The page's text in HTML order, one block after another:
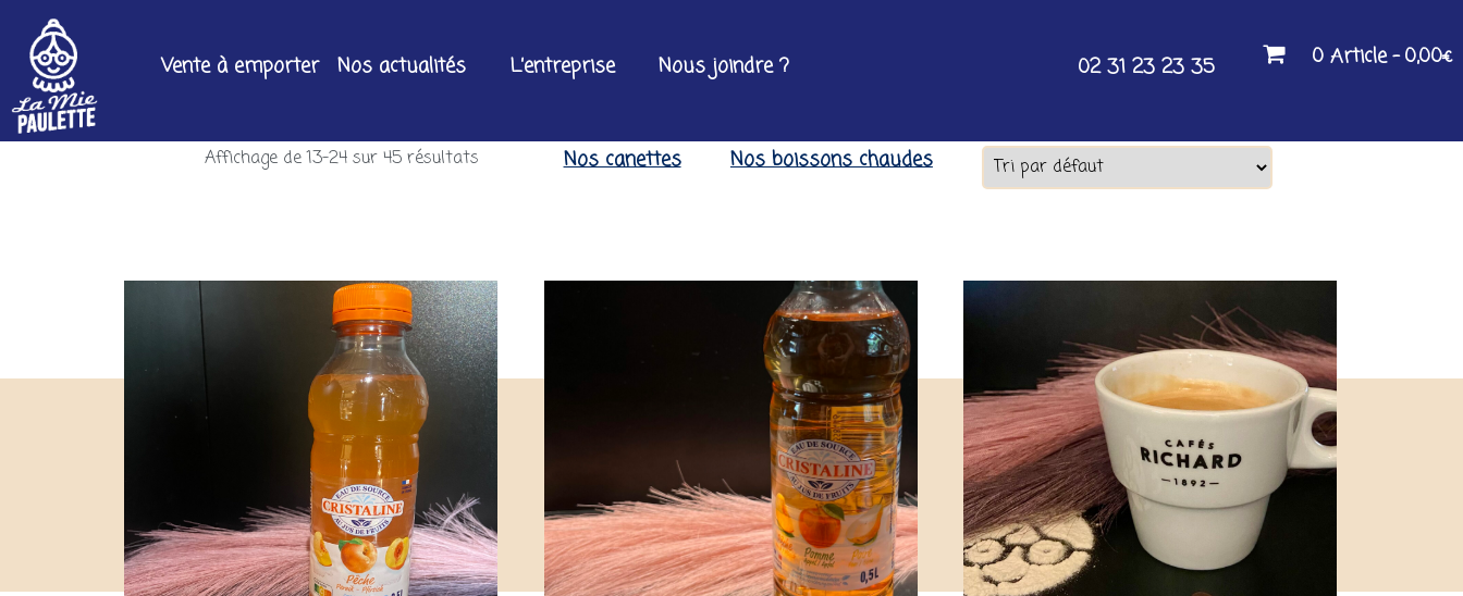
Vente à emporter Nos actualités L’entreprise Nous joindre ? 02 31 23 23 35 0 Article 0,00€
Affichage de 13–24 sur 45 résultats Nos canettes Nos boissons chaudes